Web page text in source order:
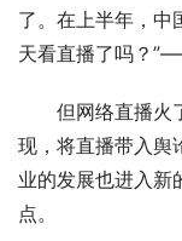
了。在上半年，中
天看直播了吗？
但网络直播火
现，将直播带入舆
业的发展也进入新
点。